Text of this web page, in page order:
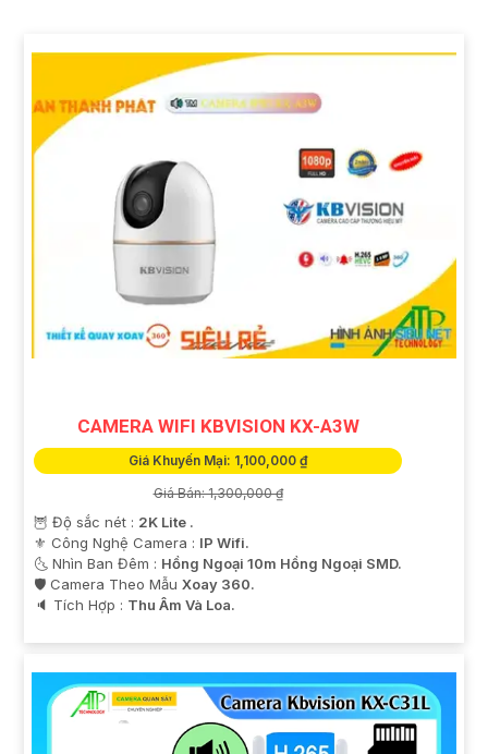
về các sản phẩm camera báo động trên thị trường và
tự lắp đặt nếu bạn muốn.
Nếu bạn cần thêm thông tin hoặc muốn để lại thông tin
liên lạc, Từng công trình có thể giúp bạn tìm kiếm các
dịch vụ liên quan đến lắp đặt Camera Báo Động Chống
CAMERA WIFI KBVISION KX-A3W
Giá Khuyến Mại: 1,100,000 ₫
Giá Bán: 1,300,000 ₫
🦉 Độ sắc nét : 2K Lite .
⚜️ Công Nghệ Camera : IP Wifi.
🌜 Nhìn Ban Đêm : Hồng Ngoại 10m Hồng Ngoại SMD.
🛡 Camera Theo Mẫu Xoay 360.
️🔈 Tích Hợp : Thu Âm Và Loa.